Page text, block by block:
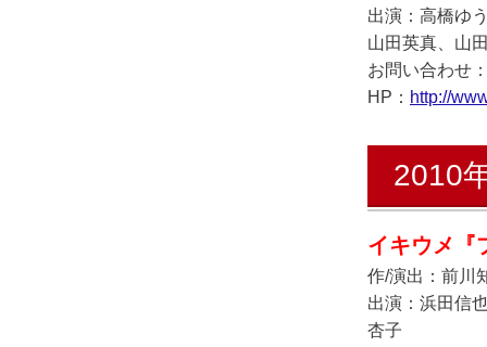
出演：高橋ゆ
山田英真、山
お問い合わせ
HP： http://
2010
イキウメ
作/演出：前川
出演：浜田信
杏子